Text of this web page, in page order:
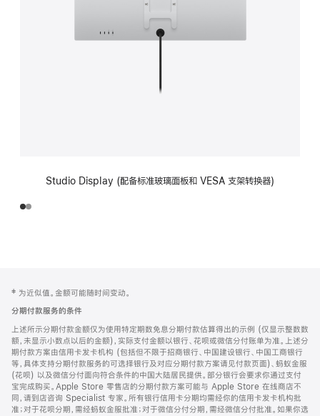
Studio Display (配备标准玻璃面板和 VESA 支架转换器)
页
页
脚
注
‡ 为近似值。金额可能随时间变动。
分期付款服务的条件
上述所示分期付款金额仅为使用特定期数免息分期付款估算得出的示例 (仅显示整数数
额，未显示小数点以后的金额)，实际支付金额以银行、花呗或微信分付账单为准。上述分
期付款方案由信用卡发卡机构 (包括但不限于招商银行、中国建设银行、中国工商银行
等，具体支持分期付款服务的可选择银行及对应分期付款方案请见付款页面)、蚂蚁金服
(花呗) 以及微信分付面向符合条件的中国大陆居民提供。部分银行会要求你通过支付
宝完成购买。Apple Store 零售店的分期付款方案可能与 Apple Store 在线商店不
同，请到店咨询 Specialist 专家。所有银行信用卡分期均需经你的信用卡发卡机构批
准；对于花呗分期，需经蚂蚁金服批准；对于微信分付分期，需经微信分付批准。如果你选